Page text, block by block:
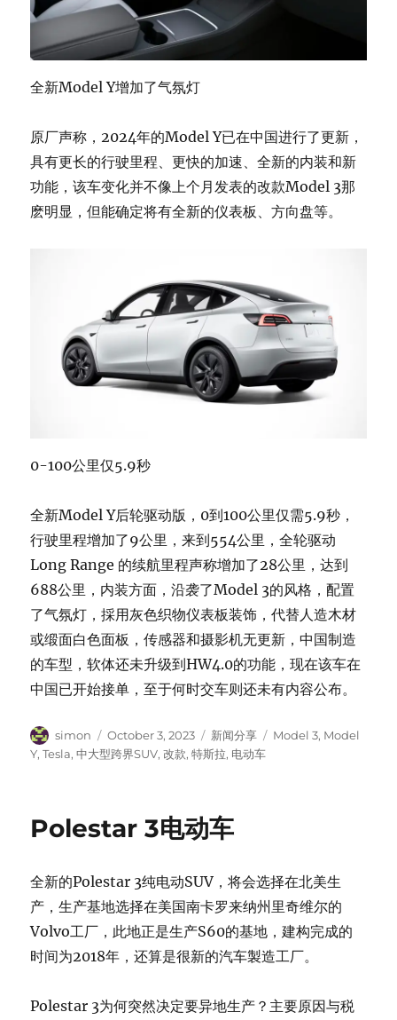
全新Model Y增加了气氛灯
原厂声称，2024年的Model Y已在中国进行了更新，
具有更长的行驶里程、更快的加速、全新的内装和新
功能，该车变化并不像上个月发表的改款Model 3那
麽明显，但能确定将有全新的仪表板、方向盘等。
0-100公里仅5.9秒
全新Model Y后轮驱动版，0到100公里仅需5.9秒，
行驶里程增加了9公里，来到554公里，全轮驱动
Long Range 的续航里程声称增加了28公里，达到
688公里，内装方面，沿袭了Model 3的风格，配置
了气氛灯，採用灰色织物仪表板装饰，代替人造木材
或缎面白色面板，传感器和摄影机无更新，中国制造
的车型，软体还未升级到HW4.0的功能，现在该车在
中国已开始接单，至于何时交车则还未有内容公布。
Author
simon
Posted
on
October 3, 2023 Categories
新闻分享 Tags
Model 3, Model
Y,Tesla,中大型跨界SUV,改款,特斯拉, 电动车
Polestar 3电动车
全新的Polestar 3纯电动SUV，将会选择在北美生
产，生产基地选择在美国南卡罗来纳州里奇维尔的
Volvo工厂，此地正是生产S60的基地，建构完成的
时间为2018年，还算是很新的汽车製造工厂。
Polestar 3为何突然决定要异地生产？主要原因与税